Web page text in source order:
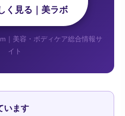
く見る｜美ラボ
｜美容・ボディケア総合情報サ
イト
います